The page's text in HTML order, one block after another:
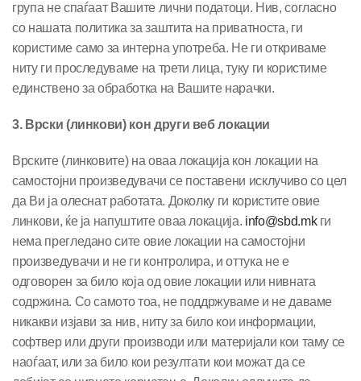
група не спаѓаат Вашите лични податоци. Нив, согласно
со нашата политика за заштита на приватноста, ги
користиме само за интерна употреба. Не ги откриваме
ниту ги проследуваме на трети лица, туку ги користиме
единствено за обработка на Вашите нарачки.
3. Врски (линкови) кон други веб локации
Врските (линковите) на оваа локација кон локации на
самостојни произведувачи се поставени исклучиво со цел
да Ви ја олеснат работата. Доколку ги користите овие
линкови, ќе ја напуштите оваа локација. info@sbd.mkги
нема прегледано сите овие локации на самостојни
произведувачи и не ги контролира, и оттука не е
одговорен за било која од овие локации или нивната
содржина. Со самото тоа, не поддржуваме и не даваме
никакви изјави за нив, ниту за било кои информации,
софтвер или други производи или материјали кои таму се
наоѓаат, или за било кои резултати кои можат да се